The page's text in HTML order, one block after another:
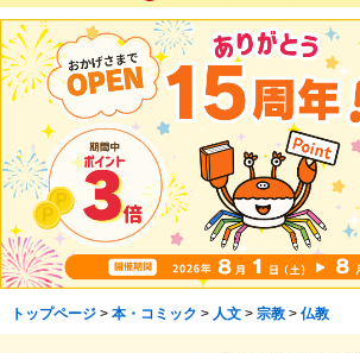
トップページ> 本・コミック > 人文> 宗教> 仏教